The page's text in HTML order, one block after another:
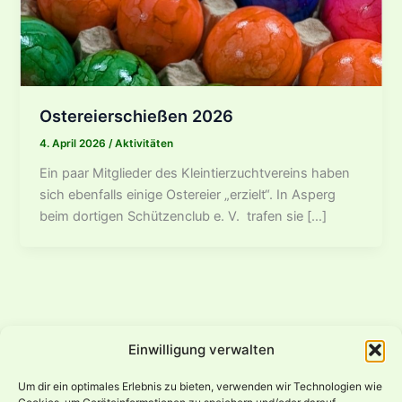
Einwilligung verwalten
Um dir ein optimales Erlebnis zu bieten, verwenden wir Technologien wie
Ostereierschießen 2026
4. April 2026/Aktivitäten
Ein paar Mitglieder des Kleintierzuchtvereins haben
sich ebenfalls einige Ostereier „erzielt“. In Asperg
beim dortigen Schützenclub e. V. trafen sie […]